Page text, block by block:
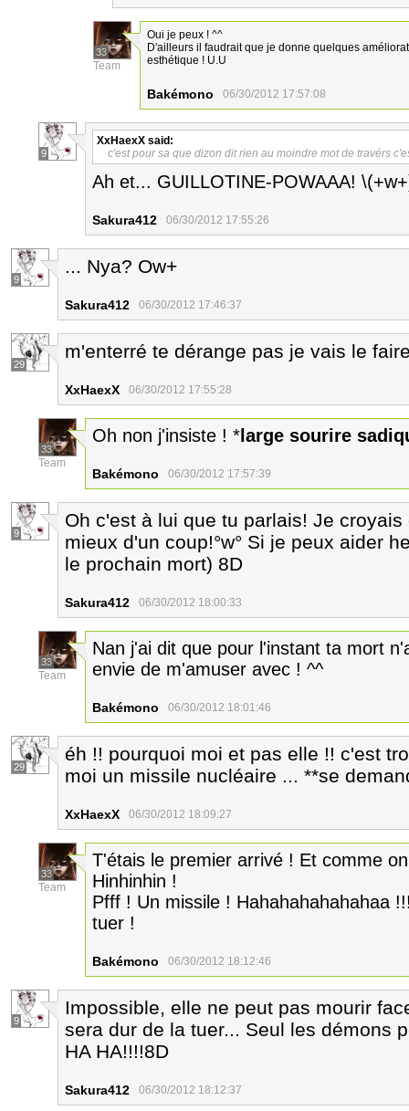
33
Team
Oui je peux ! ^^
D'ailleurs il faudrait que je donne quelques
esthétique ! U.U
Bakémono 06/30/2012 17:57:08
9
XxHaexX said:
c'est pour sa que dizon dit rien au moindre mot de travérs
Ah et... GUILLOTINE-POWAAA!
Sakura412 06/30/2012 17:55:26
9
... Nya? Ow+
Sakura412 06/30/2012 17:46:37
29
m'enterré te dérange pas je vais le
XxHaexX 06/30/2012 17:55:28
33
Team
Oh non j'insiste ! * large sourire
Bakémono 06/30/2012 17:57:39
9
Oh c'est à lui que tu parlais! Je
mieux d'un coup!°w° Si je peux aider
le prochain mort) 8D
Sakura412 06/30/2012 18:00:33
33
Team
Nan j'ai dit que pour l'instant ta mort
envie de m'amuser avec ! ^^
Bakémono 06/30/2012 18:01:46
29
éh !! pourquoi moi et pas elle !! c'est
moi un missile nucléaire ... **se
XxHaexX 06/30/2012 18:09:27
33
Team
T'étais le premier arrivé ! Et comme
Hinhinhin !
Pfff ! Un missile ! Hahahahahahahaa
tuer !
Bakémono 06/30/2012 18:12:46
9
Impossible, elle ne peut pas mourir
sera dur de la tuer... Seul les démons
HA HA!!!!8D
Sakura412 06/30/2012 18:12:37